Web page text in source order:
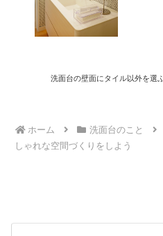
洗面台の壁面にタイル以外を選
ホーム 洗面台のこと
しゃれな空間づくりをしよう